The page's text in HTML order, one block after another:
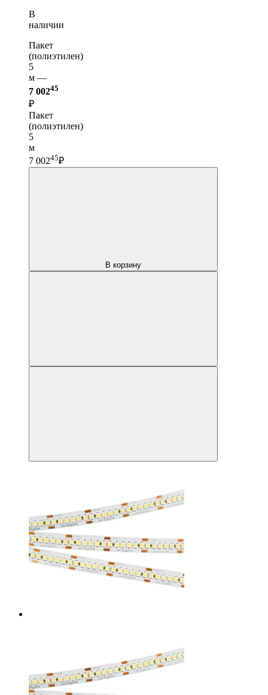
В
наличии
Пакет
(полиэтилен)
5
м —
7 00245
₽
Пакет
(полиэтилен)
5
м
7 00245₽
В корзину